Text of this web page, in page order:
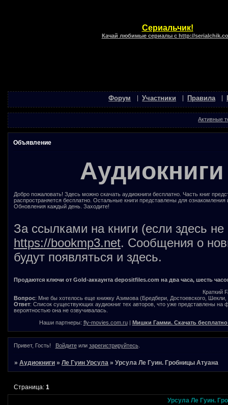
Сериальчик!
Качай любимые сериалы с http://
Форум Участники Правила
Активные
Объявление
Добро пожаловать! Здесь можно скачать аудиокниги бесплатно. Часть книг
распространяется бесплатно. Остальные книги представлены для
Обновления каждый день. Заходите!
За ссылками на книги (если здесь
https://bookmp3.net. Сообщения о
будут появляться и здесь.
Продаются ключи от Gold-аккаунта depositfiles.com на два часа, шесть
Краткий
Вопрос: Мне бы хотелось еще книжку Азимова (Бредбери, Достоевского, Шекли,
Ответ: Список существующих аудиокниг тех авторов, что уже представлены на
вероятностью она не озвучивалась.
Наши партнеры: fly-movies.com.ru| Мишки Гамми. Скачать
Привет, Гость! Войдитеили зарегистрируйтесь.
»Аудиокниги »Ле Гуин Урсула »Урсула Ле Гуин. Гробницы Атуана
Урсула Ле Гуин.
Страница:1